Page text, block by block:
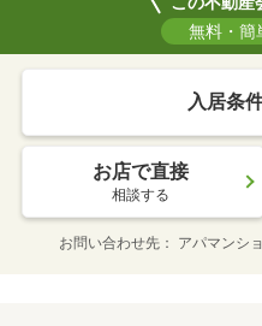
無料・簡
入居条
お店で直接
相談する
お問い合わせ先 アパマンシ